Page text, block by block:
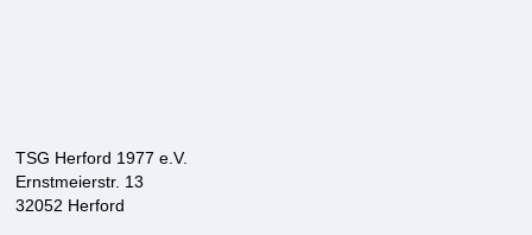
TSG Herford 1977 e.V.
Ernstmeierstr. 13
32052 Herford